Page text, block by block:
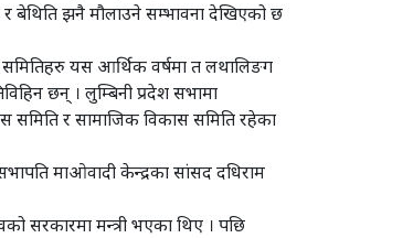
बेथिति झनै मौलाउने सम्भावना देखिएको छ
यस आर्थिक वर्षमा त लथालिङग
छन् । लुम्बिनी प्रदेश सभामा
समिति र सामाजिक विकास समिति रहेका
माओवादी केन्द्रका सांसद दधिराम
सरकारमा मन्त्री भएका थिए । पछि